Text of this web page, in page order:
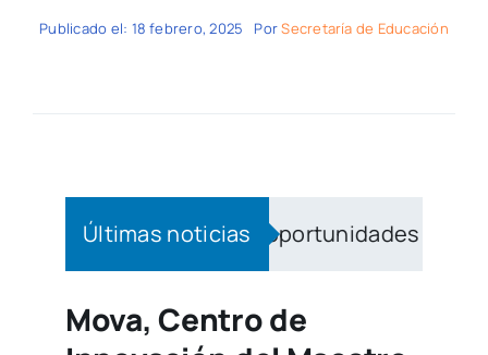
Publicado el: 18 febrero, 2025 PorSecretaría de Educación
Últimas noticias
acerca más oportunidades a los
Mova, Centro de